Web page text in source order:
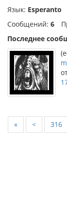
Язык: Esperanto
Сообщений: 6
Последнее
« < 316